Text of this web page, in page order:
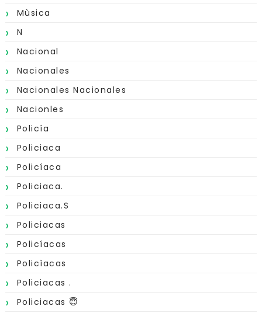
Mùsica
N
Nacional
Nacionales
Nacionales Nacionales
Nacionles
Policía
Policiaca
Policíaca
Policiaca.
Policiaca.s
Policiacas
Policíacas
Policìacas
Policiacas .
Policiacas 😇